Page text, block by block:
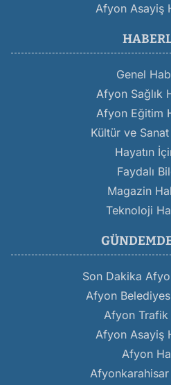
Afyon Asayiş
Genel
Afyon Sağlık
Afyon Eğitim
Kültür ve
Hayatın
Faydalı
Magazin
Teknoloji
Son Dakika
Afyon
Afyon Trafik
Afyon Asayiş
Afyon